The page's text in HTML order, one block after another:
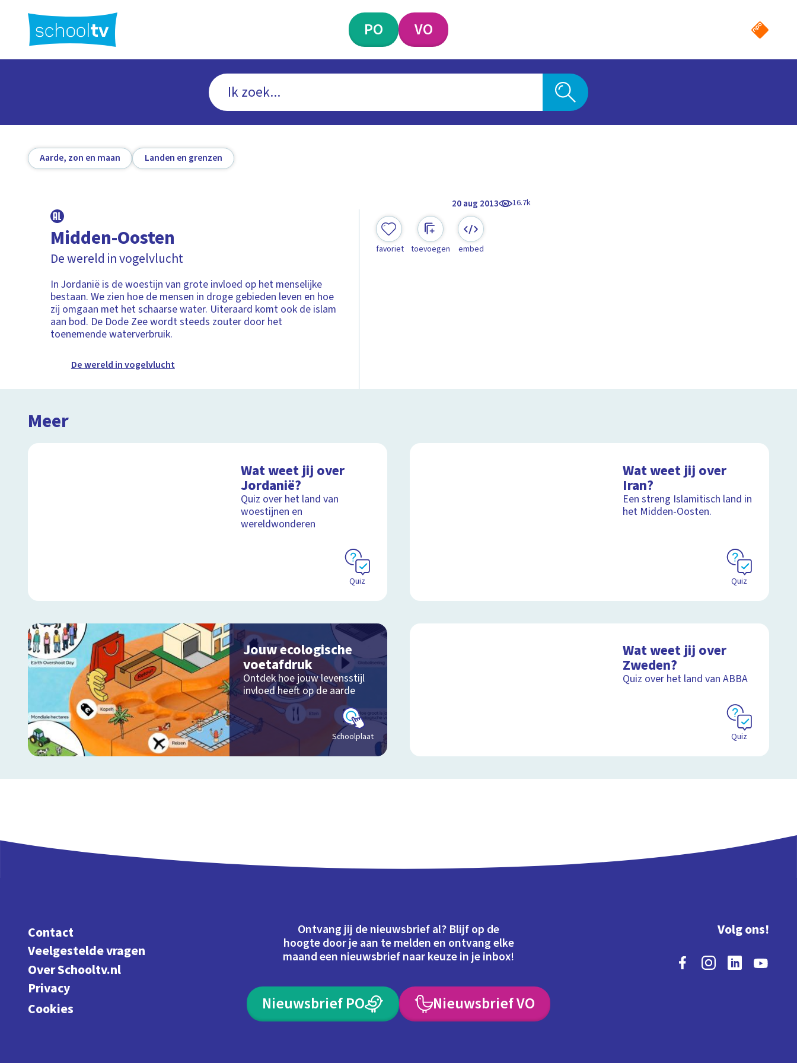
hoofdinhoud
PO VO
Aarde, zon en maan Landen en grenzen
20 aug 2013 16.7k
Midden-Oosten
De wereld in vogelvlucht
In Jordanië is de woestijn van grote invloed op het menselijke
bestaan. We zien hoe de mensen in droge gebieden leven en hoe
zij omgaan met het schaarse water. Uiteraard komt ook de islam
aan bod. De Dode Zee wordt steeds zouter door het
toenemende waterverbruik.
De wereld in vogelvlucht
favoriet toevoegen embed
Meer
Wat weet jij over
Jordanië?
Quiz over het land van
woestijnen en
wereldwonderen
Quiz
Wat weet jij over
Iran?
Een streng Islamitisch land in
het Midden-Oosten.
Quiz
Jouw ecologische
voetafdruk
Ontdek hoe jouw levensstijl
invloed heeft op de aarde
Schoolplaat
Wat weet jij over
Zweden?
Quiz over het land van ABBA
Quiz
Contact
Veelgestelde vragen
Over Schooltv.nl
Privacy
Cookies
Ontvang jij de nieuwsbrief al? Blijf op de
hoogte door je aan te melden en ontvang elke
maand een nieuwsbrief naar keuze in je inbox!
Nieuwsbrief PO Nieuwsbrief VO
Volg ons!